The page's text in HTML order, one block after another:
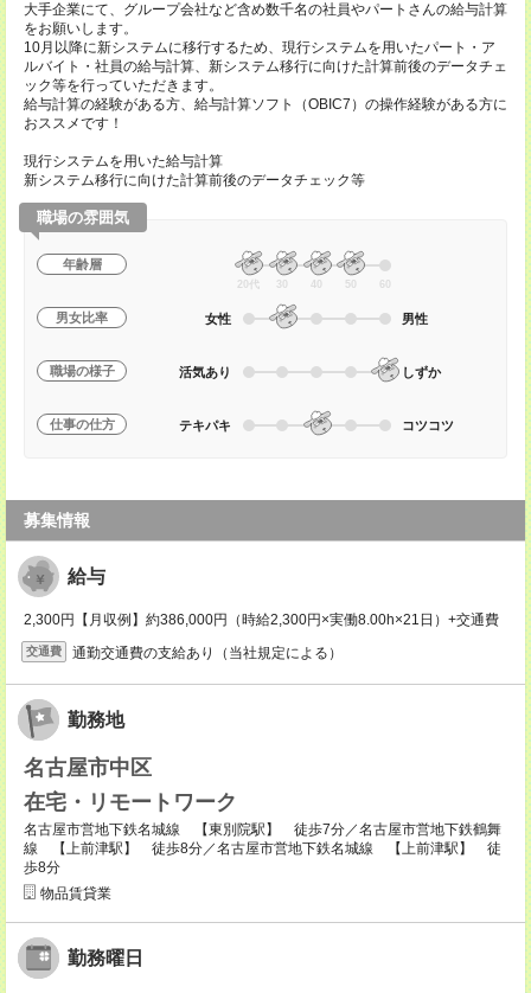
大手企業にて、グループ会社など含め数千名の社員やパートさんの給与計算
をお願いします。
10月以降に新システムに移行するため、現行システムを用いたパート・ア
ルバイト・社員の給与計算、新システム移行に向けた計算前後のデータチェ
ック等を行っていただきます。
給与計算の経験がある方、給与計算ソフト（OBIC7）の操作経験がある方に
おススメです！
現行システムを用いた給与計算
新システム移行に向けた計算前後のデータチェック等
職場の雰囲気
年齢層
20代 30 40 50 60
男女比率 女性 男性
職場の様子 活気あり しずか
仕事の仕方 テキパキ コツコツ
募集情報
給与
2,300円【月収例】約386,000円（時給2,300円×実働8.00h×21日）+交通費
交通費 通勤交通費の支給あり（当社規定による）
勤務地
名古屋市中区
在宅・リモートワーク
名古屋市営地下鉄名城線 【東別院駅】 徒歩7分／名古屋市営地下鉄鶴舞
線 【上前津駅】 徒歩8分／名古屋市営地下鉄名城線 【上前津駅】 徒
歩8分
物品賃貸業
勤務曜日